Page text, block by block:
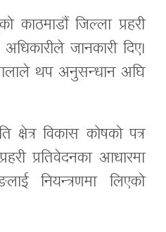
काठमाडौं जिल्ला प्रहरी
जानकारी दिए।
थप अनुसन्धान अघि
विकास कोषको पत्र
प्रतिवेदनका आधारमा
नियन्त्रणमा लिएको